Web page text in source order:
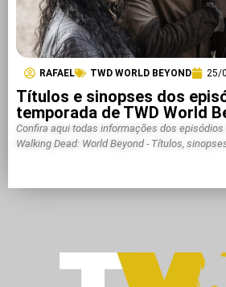
RAFAEL TWD WORLD BEYOND 25/
Títulos e sinopses dos
temporada de TWD World
Confira aqui todas informações dos episódios
Walking Dead: World Beyond - Títulos,